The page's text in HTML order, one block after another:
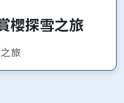
櫻探雪之旅
旅